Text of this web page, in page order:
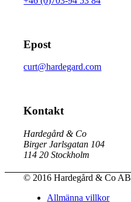
Epost
curt@hardegard.com
Kontakt
Hardegård & Co
Birger Jarlsgatan 104
114 20 Stockholm
© 2016 Hardegård & Co
Allmänna villkor